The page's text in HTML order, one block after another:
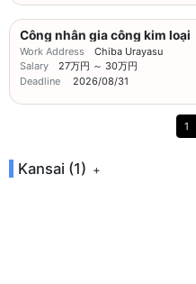
Công nhân gia công kim loại
Work Address
Chiba Urayasu
Salary
27万円 ～ 30万円
Deadline
2026/08/31
1
Kansai (1)